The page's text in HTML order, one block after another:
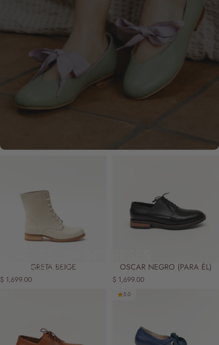
A partir de $2,000 MXN
GRETA BEIGE
$ 1,699.00
OSCAR NEGRO (PARA ÉL)
$ 1,699.00
5.0